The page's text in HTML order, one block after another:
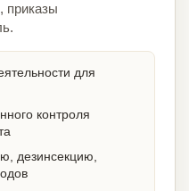
приказы
для
контроля
дезинсекцию,